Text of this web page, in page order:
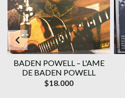
BADEN POWELL ‎– L'AME
DE BADEN POWELL
$18.000